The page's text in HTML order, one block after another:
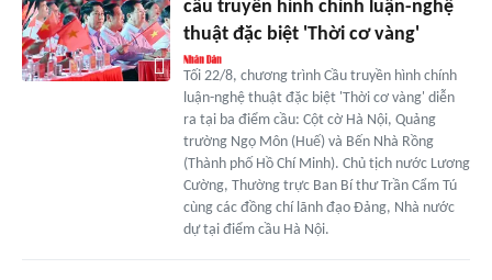
cầu truyền hình chính luận-nghệ
thuật đặc biệt 'Thời cơ vàng'
Tối 22/8, chương trình Cầu truyền hình chính
luận-nghệ thuật đặc biệt 'Thời cơ vàng' diễn
ra tại ba điểm cầu: Cột cờ Hà Nội, Quảng
trường Ngọ Môn (Huế) và Bến Nhà Rồng
(Thành phố Hồ Chí Minh). Chủ tịch nước Lương
Cường, Thường trực Ban Bí thư Trần Cẩm Tú
cùng các đồng chí lãnh đạo Đảng, Nhà nước
dự tại điểm cầu Hà Nội.